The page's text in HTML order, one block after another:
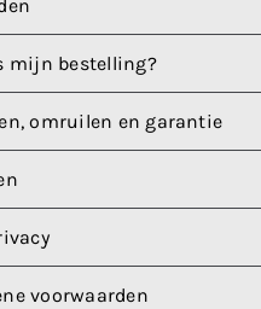
mijn bestelling?
omruilen en garantie
voorwaarden